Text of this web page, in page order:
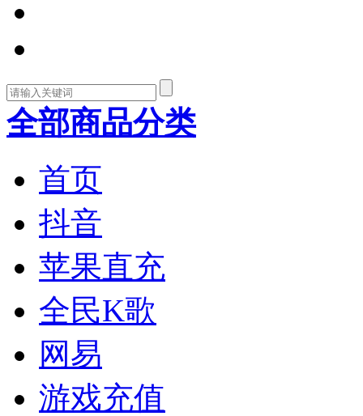
全部商品分类
首页
抖音
苹果直充
全民K歌
网易
游戏充值